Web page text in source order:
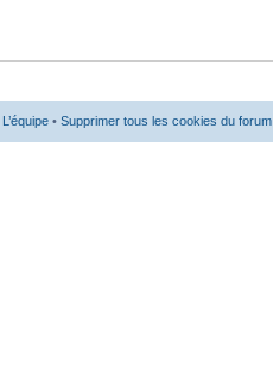
L’équipe • Supprimer tous les cookies du forum